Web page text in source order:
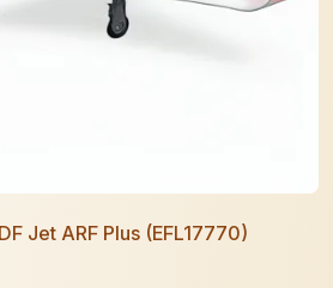
Jet ARF Plus (EFL17770)